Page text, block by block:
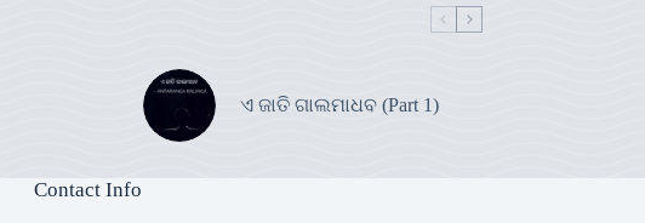
ଏ ଜାତି ଗାଲମାଧବ (Part 1)
Contact Info